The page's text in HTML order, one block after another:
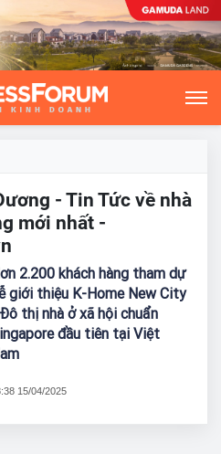
- Tin Tức về nhà
mới nhất -
2.200 khách hàng tham dự
giới thiệu K-Home New City
thị nhà ở xã hội chuẩn
đầu tiên tại Việt
15/04/2025